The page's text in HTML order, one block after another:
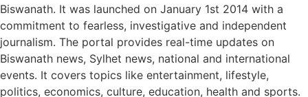
Biswanath. It was launched on January 1st 2014 with a
commitment to fearless, investigative and independent
journalism. The portal provides real-time updates on
Biswanath news, Sylhet news, national and international
events. It covers topics like entertainment, lifestyle,
politics, economics, culture, education, health and sports.